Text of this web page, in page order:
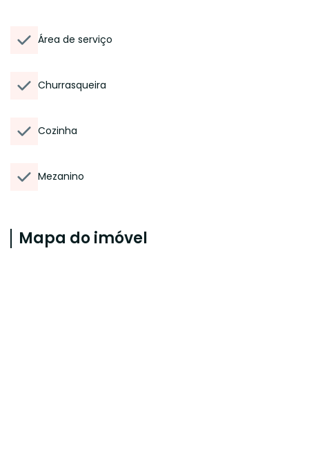
Área de serviço
Churrasqueira
Cozinha
Mezanino
Mapa do imóvel